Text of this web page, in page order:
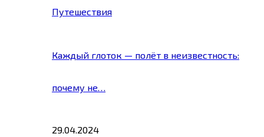
Путешествия
Каждый глоток — полёт в неизвестность:
почему не…
29.04.2024